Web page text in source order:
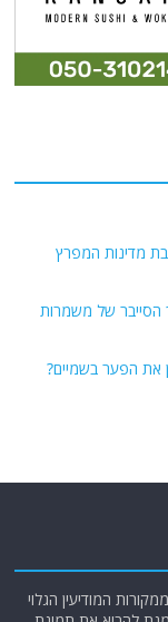
מדינות המפרץ
הסייבר של משמרות
את הפער בשמיים?
המודיעין הגלוי